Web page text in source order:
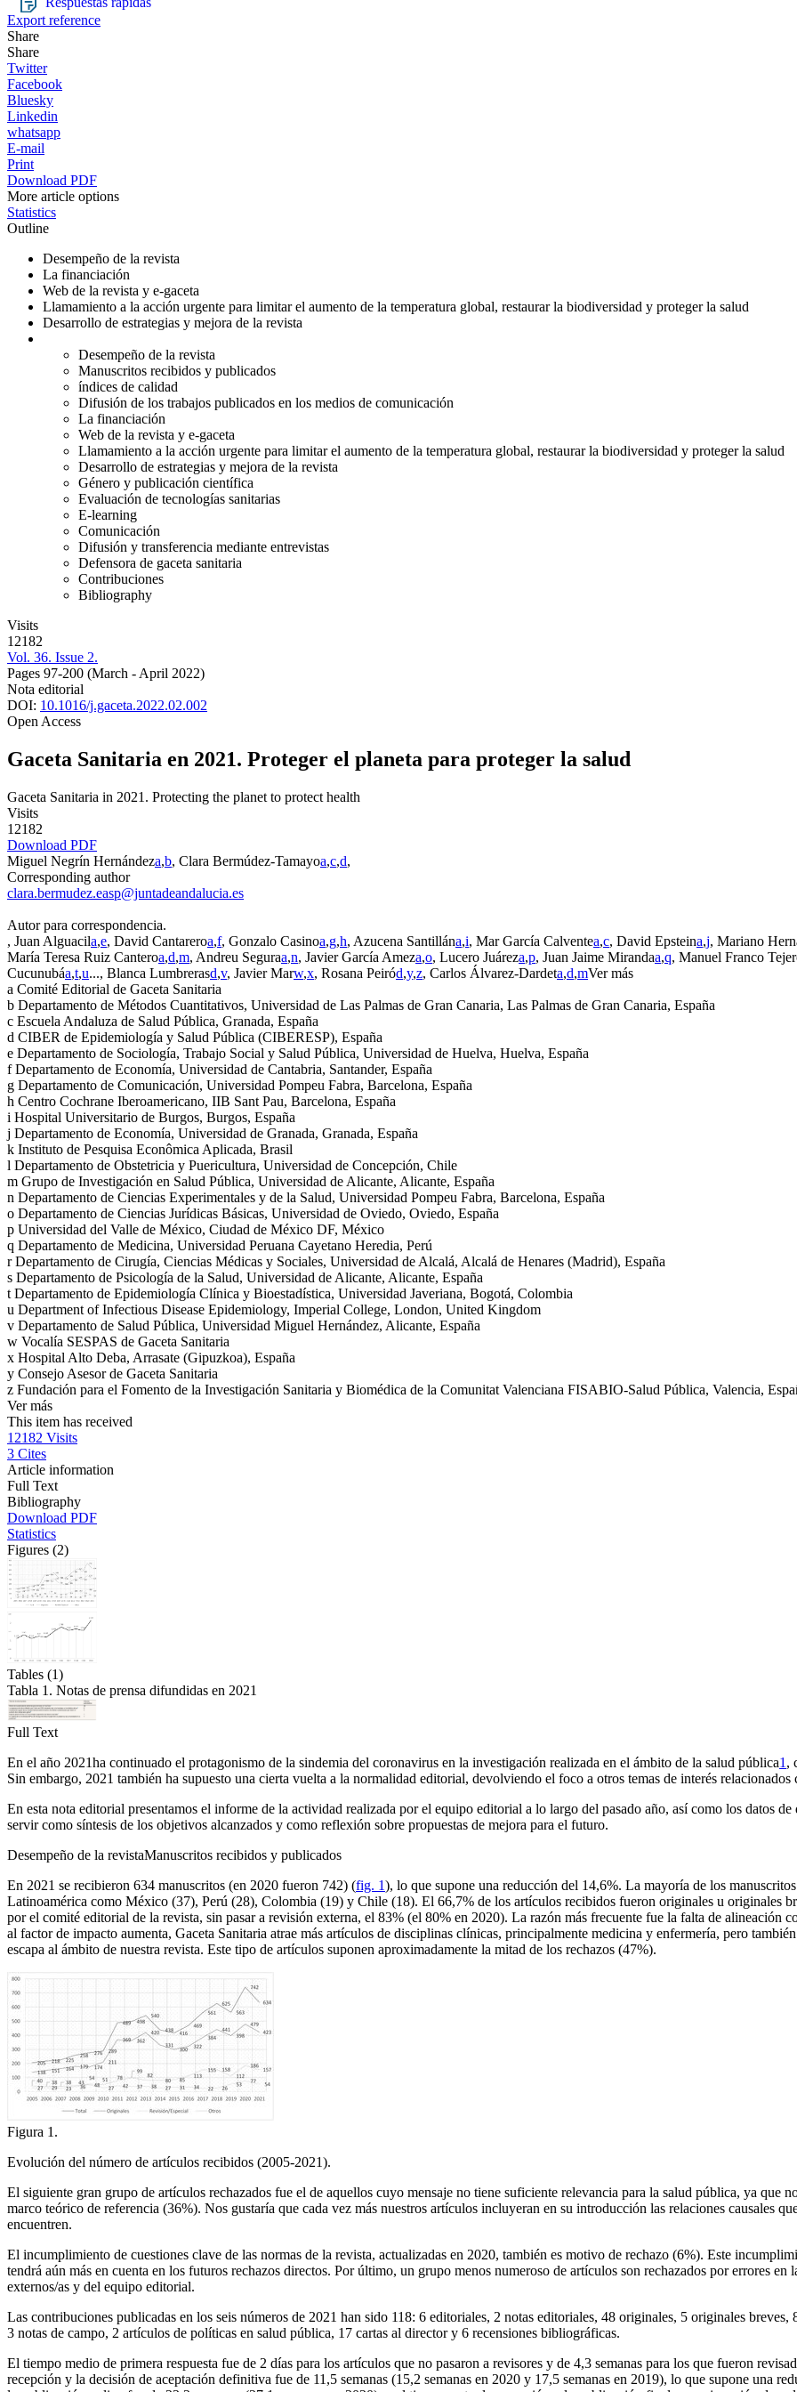
Export reference
Share
Share
Twitter
Facebook
Bluesky
Linkedin
whatsapp
E-mail
Print
Download PDF
More article options
Statistics
Outline
Desempeño de la revista
La financiación
Web de la revista y e-gaceta
Llamamiento a la acción urgente para limitar el aumento de la temperatura global, restaurar la biodiversidad y proteger la salud
Desarrollo de estrategias y mejora de la revista
Desempeño de la revista
Manuscritos recibidos y publicados
índices de calidad
Difusión de los trabajos publicados en los medios de comunicación
La financiación
Web de la revista y e-gaceta
Llamamiento a la acción urgente para limitar el aumento de la temperatura global, restaurar la biodiversidad y proteger la salud
Desarrollo de estrategias y mejora de la revista
Género y publicación científica
Evaluación de tecnologías sanitarias
E-learning
Comunicación
Difusión y transferencia mediante entrevistas
Defensora de gaceta sanitaria
Contribuciones
Bibliography
Visits
12182
Vol. 36. Issue 2.
Pages 97-200 (March - April 2022)
Nota editorial
DOI: 10.1016/j.gaceta.2022.02.002
Open Access
Gaceta Sanitaria en 2021. Proteger el planeta para proteger la salud
Gaceta Sanitaria in 2021. Protecting the planet to protect health
Visits
12182
Download PDF
Miguel Negrín Hernándeza,b, Clara Bermúdez-Tamayoa,c,d,
Corresponding author
clara.bermudez.easp@juntadeandalucia.es
Autor para correspondencia.
, Juan Alguacila,e, David Cantareroa,f, Gonzalo Casinoa,g,h, Azucena Santillána,i, Mar García Calventea,c, David Epsteina,j, Mariano
María Teresa Ruiz Canteroa,d,m, Andreu Seguraa,n, Javier García Ameza,o, Lucero Juáreza,p, Juan Jaime Mirandaa,q, Manuel Franco
Cucunubáa,t,u..., Blanca Lumbrerasd,v, Javier Marw,x, Rosana Peiród,y,z, Carlos Álvarez-Dardeta,d,mVer más
a Comité Editorial de Gaceta Sanitaria
b Departamento de Métodos Cuantitativos, Universidad de Las Palmas de Gran Canaria, Las Palmas de Gran Canaria, España
c Escuela Andaluza de Salud Pública, Granada, España
d CIBER de Epidemiología y Salud Pública (CIBERESP), España
e Departamento de Sociología, Trabajo Social y Salud Pública, Universidad de Huelva, Huelva, España
fDepartamento de Economía, Universidad de Cantabria, Santander, España
g Departamento de Comunicación, Universidad Pompeu Fabra, Barcelona, España
h Centro Cochrane Iberoamericano, IIB Sant Pau, Barcelona, España
i Hospital Universitario de Burgos, Burgos, España
j Departamento de Economía, Universidad de Granada, Granada, España
k Instituto de Pesquisa Econômica Aplicada, Brasil
l Departamento de Obstetricia y Puericultura, Universidad de Concepción, Chile
m Grupo de Investigación en Salud Pública, Universidad de Alicante, Alicante, España
n Departamento de Ciencias Experimentales y de la Salud, Universidad Pompeu Fabra, Barcelona, España
o Departamento de Ciencias Jurídicas Básicas, Universidad de Oviedo, Oviedo, España
p Universidad del Valle de México, Ciudad de México DF, México
q Departamento de Medicina, Universidad Peruana Cayetano Heredia, Perú
rDepartamento de Cirugía, Ciencias Médicas y Sociales, Universidad de Alcalá, Alcalá de Henares (Madrid), España
s Departamento de Psicología de la Salud, Universidad de Alicante, Alicante, España
t Departamento de Epidemiología Clínica y Bioestadística, Universidad Javeriana, Bogotá, Colombia
u Department of Infectious Disease Epidemiology, Imperial College, London, United Kingdom
v Departamento de Salud Pública, Universidad Miguel Hernández, Alicante, España
w Vocalía SESPAS de Gaceta Sanitaria
x Hospital Alto Deba, Arrasate (Gipuzkoa), España
y Consejo Asesor de Gaceta Sanitaria
z Fundación para el Fomento de la Investigación Sanitaria y Biomédica de la Comunitat Valenciana FISABIO-Salud Pública, Valencia,
Ver más
This item has received
12182 Visits
3 Cites
Article information
Full Text
Bibliography
Download PDF
Statistics
Figures (2)
Tables (1)
Tabla 1. Notas de prensa difundidas en 2021
Full Text
En el año 2021ha continuado el protagonismo de la sindemia del coronavirus en la investigación realizada en el ámbito de la salud pública1 ,
Sin embargo, 2021 también ha supuesto una cierta vuelta a la normalidad editorial, devolviendo el foco a otros temas de interés
En esta nota editorial presentamos el informe de la actividad realizada por el equipo editorial a lo largo del pasado año, así como los datos
servir como síntesis de los objetivos alcanzados y como reflexión sobre propuestas de mejora para el futuro.
Desempeño de la revistaManuscritos recibidos y publicados
En 2021 se recibieron 634 manuscritos (en 2020 fueron 742) (fig. 1), lo que supone una reducción del 14,6%. La mayoría de los
Latinoamérica como México (37), Perú (28), Colombia (19) y Chile (18). El 66,7% de los artículos recibidos fueron originales u originales
por el comité editorial de la revista, sin pasar a revisión externa, el 83% (el 80% en 2020). La razón más frecuente fue la falta de alineación
al factor de impacto aumenta, Gaceta Sanitaria atrae más artículos de disciplinas clínicas, principalmente medicina y enfermería, pero
escapa al ámbito de nuestra revista. Este tipo de artículos suponen aproximadamente la mitad de los rechazos (47%).
Figura 1.
Evolución del número de artículos recibidos (2005-2021).
El siguiente gran grupo de artículos rechazados fue el de aquellos cuyo mensaje no tiene suficiente relevancia para la salud pública, ya que
marco teórico de referencia (36%). Nos gustaría que cada vez más nuestros artículos incluyeran en su introducción las relaciones causales
encuentren.
El incumplimiento de cuestiones clave de las normas de la revista, actualizadas en 2020, también es motivo de rechazo (6%). Este
tendrá aún más en cuenta en los futuros rechazos directos. Por último, un grupo menos numeroso de artículos son rechazados por errores
externos/as y del equipo editorial.
Las contribuciones publicadas en los seis números de 2021 han sido 118: 6 editoriales, 2 notas editoriales, 48 originales, 5 originales
3 notas de campo, 2 artículos de políticas en salud pública, 17 cartas al director y 6 recensiones bibliográficas.
El tiempo medio de primera respuesta fue de 2 días para los artículos que no pasaron a revisores y de 4,3 semanas para los que fueron
recepción y la decisión de aceptación definitiva fue de 11,5 semanas (15,2 semanas en 2020 y 17,5 semanas en 2019), lo que supone una